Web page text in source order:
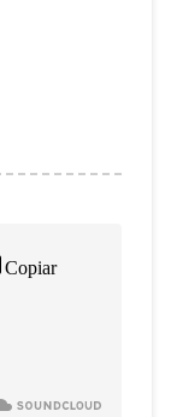
Copiar